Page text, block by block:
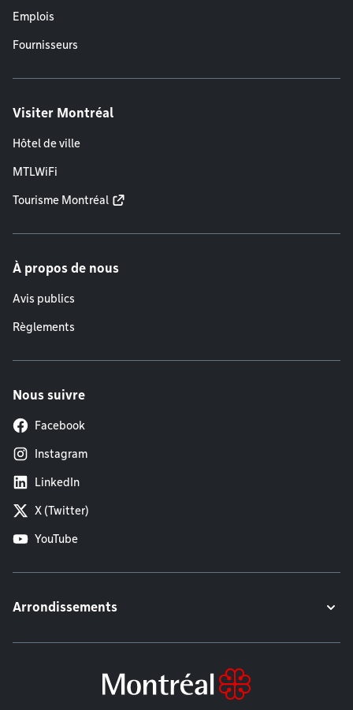
Emplois
Fournisseurs
Visiter Montréal
Hôtel de ville
MTLWiFi
Tourisme Montréal
À propos de nous
Avis publics
Règlements
Nous suivre
Facebook
Instagram
LinkedIn
X (Twitter)
YouTube
Arrondissements